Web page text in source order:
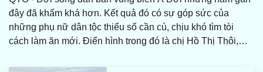
đây đã khấm khá hơn. Kết quả đó có sự góp sức của
những phụ nữ dân tộc thiểu số cần cù, chịu khó tìm tòi
cách làm ăn mới. Điển hình trong đó là chị Hồ Thị Thôi,